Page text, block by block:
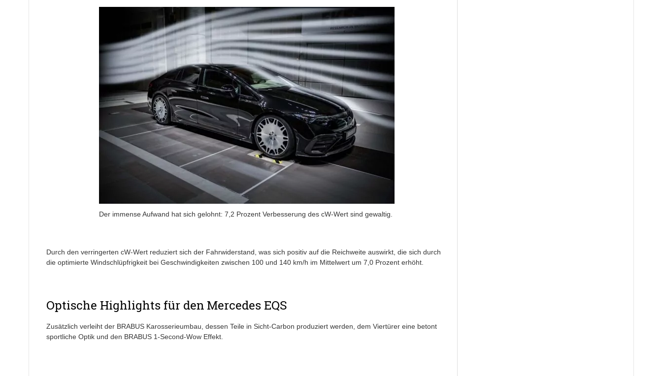
Der immense Aufwand hat sich gelohnt: 7,2 Prozent Verbesserung des cW-Wert sind gewaltig.
Durch den verringerten cW-Wert reduziert sich der Fahrwiderstand, was sich positiv auf die Reichweite auswirkt, die sich durch
die optimierte Windschlüpfrigkeit bei Geschwindigkeiten zwischen 100 und 140 km/h im Mittelwert um 7,0 Prozent erhöht.
Optische Highlights für den Mercedes EQS
Zusätzlich verleiht der BRABUS Karosserieumbau, dessen Teile in Sicht-Carbon produziert werden, dem Viertürer eine betont
sportliche Optik und den BRABUS 1-Second-Wow Effekt.